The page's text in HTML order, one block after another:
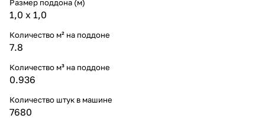
Размер поддона (м)
1,0 х 1,0
Количество м² на поддоне
7.8
Количество м³ на поддоне
0.936
Количество штук в машине
7680